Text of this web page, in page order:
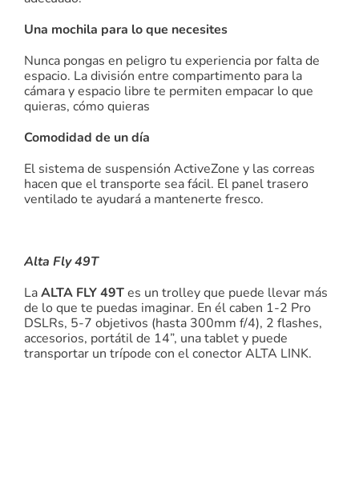
Una mochila para lo que necesites
Nunca pongas en peligro tu experiencia por falta de
espacio. La división entre compartimento para la
cámara y espacio libre te permiten empacar lo que
quieras, cómo quieras
Comodidad de un día
El sistema de suspensión ActiveZone y las correas
hacen que el transporte sea fácil. El panel trasero
ventilado te ayudará a mantenerte fresco.
Alta Fly 49T
LaALTA FLY 49Tes un trolley que puede llevar más
de lo que te puedas imaginar. En él caben 1-2 Pro
DSLRs, 5-7 objetivos (hasta 300mm f/4), 2 flashes,
accesorios, portátil de 14”, una tablet y puede
transportar un trípode con el conector ALTA LINK.